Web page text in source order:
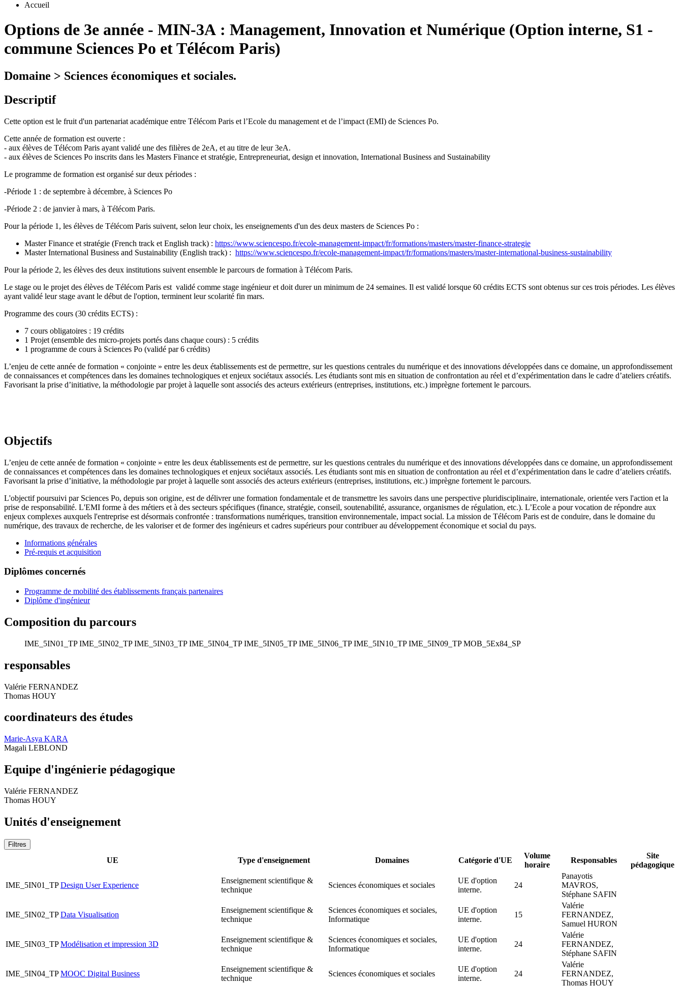
Accueil
Options de 3e année - MIN-3A : Management, Innovation et Numérique (Option interne, S1 -
commune Sciences Po et Télécom Paris)
Domaine > Sciences économiques et sociales.
Descriptif
Cette option est le fruit d'un partenariat académique entre Télécom Paris et l’Ecole du management et de l’impact (EMI) de Sciences Po.
Cette année de formation est ouverte :
- aux élèves de Télécom Paris ayant validé une des filières de 2eA, et au titre de leur 3eA.
- aux élèves de Sciences Po inscrits dans les Masters Finance et stratégie, Entrepreneuriat, design et innovation, International Business and Sustainability
Le programme de formation est organisé sur deux périodes :
-Période 1 : de septembre à décembre, à Sciences Po
-Période 2 : de janvier à mars, à Télécom Paris.
Pour la période 1, les élèves de Télécom Paris suivent, selon leur choix, les enseignements d'un des deux masters de Sciences Po :
Master Finance et stratégie (French track et English track) : https://www.sciencespo.fr/ecole-management-impact/fr/formations/masters/master-finance-strategie
Master International Business and Sustainability (English track) : https://www.sciencespo.fr/ecole-management-impact/fr/formations/masters/master-international-business-sustainability
Pour la période 2, les élèves des deux institutions suivent ensemble le parcours de formation à Télécom Paris.
Le stage ou le projet des élèves de Télécom Paris est validé comme stage ingénieur et doit durer un minimum de 24 semaines. Il est validé lorsque 60 crédits ECTS sont obtenus sur ces trois périodes. Les élèves
ayant validé leur stage avant le début de l'option, terminent leur scolarité fin mars.
Programme des cours (30 crédits ECTS) :
7 cours obligatoires : 19 crédits
1 Projet (ensemble des micro-projets portés dans chaque cours) : 5 crédits
1 programme de cours à Sciences Po (validé par 6 crédits)
L’enjeu de cette année de formation « conjointe » entre les deux établissements est de permettre, sur les questions centrales du numérique et des innovations développées dans ce domaine, un approfondissement
de connaissances et compétences dans les domaines technologiques et enjeux sociétaux associés. Les étudiants sont mis en situation de confrontation au réel et d’expérimentation dans le cadre d’ateliers créatifs.
Favorisant la prise d’initiative, la méthodologie par projet à laquelle sont associés des acteurs extérieurs (entreprises, institutions, etc.) imprègne fortement le parcours.
Objectifs
L’enjeu de cette année de formation « conjointe » entre les deux établissements est de permettre, sur les questions centrales du numérique et des innovations développées dans ce domaine, un approfondissement
de connaissances et compétences dans les domaines technologiques et enjeux sociétaux associés. Les étudiants sont mis en situation de confrontation au réel et d’expérimentation dans le cadre d’ateliers créatifs.
Favorisant la prise d’initiative, la méthodologie par projet à laquelle sont associés des acteurs extérieurs (entreprises, institutions, etc.) imprègne fortement le parcours.
L'objectif poursuivi par Sciences Po, depuis son origine, est de délivrer une formation fondamentale et de transmettre les savoirs dans une perspective pluridisciplinaire, internationale, orientée vers l'action et la
prise de responsabilité. L'EMI forme à des métiers et à des secteurs spécifiques (finance, stratégie, conseil, soutenabilité, assurance, organismes de régulation, etc.). L’Ecole a pour vocation de répondre aux
enjeux complexes auxquels l'entreprise est désormais confrontée : transformations numériques, transition environnementale, impact social. La mission de Télécom Paris est de conduire, dans le domaine du
numérique, des travaux de recherche, de les valoriser et de former des ingénieurs et cadres supérieurs pour contribuer au développement économique et social du pays.
Informations générales
Pré-requis et acquisition
Diplômes concernés
Programme de mobilité des établissements français partenaires
Diplôme d'ingénieur
Composition du parcours
IME_5IN01_TP IME_5IN02_TP IME_5IN03_TP IME_5IN04_TP IME_5IN05_TP IME_5IN06_TP IME_5IN10_TP IME_5IN09_TP MOB_5Ex84_SP
responsables
Valérie FERNANDEZ
Thomas HOUY
coordinateurs des études
Marie-Asya KARA
Magali LEBLOND
Equipe d'ingénierie pédagogique
Valérie FERNANDEZ
Thomas HOUY
Unités d'enseignement
Filtres
UE Type d'enseignement Domaines Catégorie d'UE
Volume
horaire
Responsables
Site
pédagogique
IME_5IN01_TP Design User Experience
Enseignement scientifique &
technique
Sciences économiques et sociales
UE d'option
interne.
24
Panayotis
MAVROS,
Stéphane SAFIN
IME_5IN02_TP Data Visualisation
Enseignement scientifique &
technique
Sciences économiques et sociales,
Informatique
UE d'option
interne.
15
Valérie
FERNANDEZ,
Samuel HURON
IME_5IN03_TP Modélisation et impression 3D
Enseignement scientifique &
technique
Sciences économiques et sociales,
Informatique
UE d'option
interne.
24
Valérie
FERNANDEZ,
Stéphane SAFIN
IME_5IN04_TP MOOC Digital Business
Enseignement scientifique &
technique
Sciences économiques et sociales
UE d'option
interne.
24
Valérie
FERNANDEZ,
Thomas HOUY